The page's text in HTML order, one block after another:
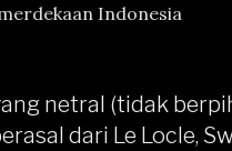
Indonesia
netral (tidak
dari Le Locle,